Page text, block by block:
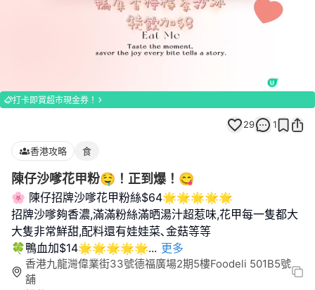
100.00%
Unmute
打卡即賞超市現金券！
29 1
香港攻略 食
陳仔沙嗲花甲粉🤤！正到爆！😋
🌸 陳仔招牌沙嗲花甲粉絲$64🌟🌟🌟🌟🌟
招牌沙嗲夠香濃,滿滿粉絲滿晒湯汁超惹味,花甲每一隻都大
大隻非常鮮甜,配料還有娃娃菜､金菇等等
🍀鴨血加$14🌟🌟🌟🌟🌟... 更多
香港九龍灣偉業街33號德福廣場2期5樓Foodeli 501B5號
舖